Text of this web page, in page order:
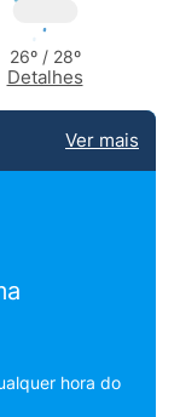
26º / 28º
Detalhes
Ver mais
hora do